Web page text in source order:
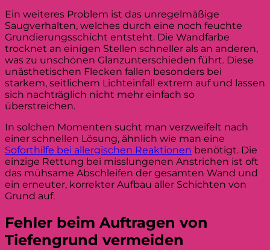
Ein weiteres Problem ist das unregelmäßige
Saugverhalten, welches durch eine noch feuchte
Grundierungsschicht entsteht. Die Wandfarbe
trocknet an einigen Stellen schneller als an anderen,
was zu unschönen Glanzunterschieden führt. Diese
unästhetischen Flecken fallen besonders bei
starkem, seitlichem Lichteinfall extrem auf und lassen
sich nachträglich nicht mehr einfach so
überstreichen.
In solchen Momenten sucht man verzweifelt nach
einer schnellen Lösung, ähnlich wie man eine
Soforthilfe bei allergischen Reaktionen benötigt. Die
einzige Rettung bei misslungenen Anstrichen ist oft
das mühsame Abschleifen der gesamten Wand und
ein erneuter, korrekter Aufbau aller Schichten von
Grund auf.
Fehler beim Auftragen von
Tiefengrund vermeiden